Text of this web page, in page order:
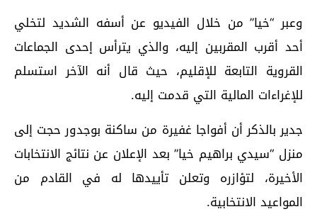
وعبر “خيا” من خلال الفيديو عن أسفه الشديد لتخلي
أحد أقرب المقربين إليه، والذي يترأس إحدى الجماعات
القروية التابعة للإقليم، حيث قال أنه الآخر استسلم
للإغراءات المالية التي قدمت إليه.
جدير بالذكر أن أفواجا غفيرة من ساكنة بوجدور حجت إلى
منزل “سيدي براهيم خيا” بعد الإعلان عن نتائج الانتخابات
الأخيرة، لتؤازره وتعلن تأييدها له في القادم من
المواعيد الانتخابية.